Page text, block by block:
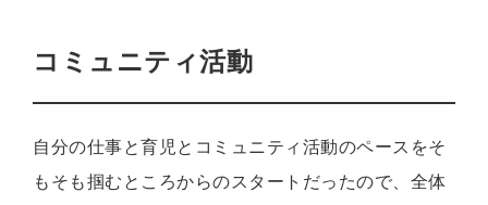
コミュニティ活動
自分の仕事と育児とコミュニティ活動のペースをそ
もそも掴むところからのスタートだったので、全体